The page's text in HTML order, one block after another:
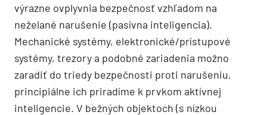
výrazne ovplyvnia bezpečnosť vzhľadom na
neželané narušenie (pasívna inteligencia).
Mechanické systémy, elektronické/prístupové
systémy, trezory a podobné zariadenia možno
zaradiť do triedy bezpečnosti proti narušeniu,
principiálne ich priradíme k prvkom aktívnej
inteligencie. V bežných objektoch (s nízkou